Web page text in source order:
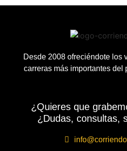
Desde 2008 ofreciéndote los
carreras más importantes del
¿Quieres que
¿Dudas, consultas,